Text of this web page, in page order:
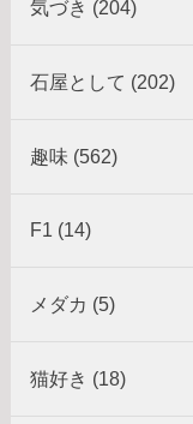
気づき (204)
石屋として (202)
趣味 (562)
F1 (14)
メダカ (5)
猫好き (18)